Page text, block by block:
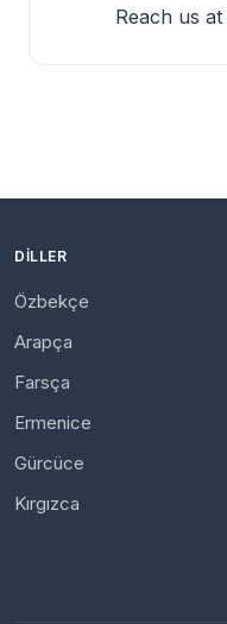
Reach us at
DILLER
Özbekçe
Arapça
Farsça
Ermenice
Gürcüce
Kırgızca